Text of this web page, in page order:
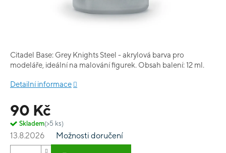
90 Kč
Skladem(>5 ks)
13.8.2026 Možnosti doručení
Citadel Base: Grey Knights Steel - akrylová barva pro
modeláře, ideální na malování figurek. Obsah balení: 12 ml.
Detailní informace